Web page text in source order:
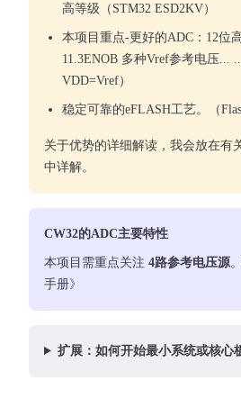
高等级（STM32 ESD2KV）
本项目重点-更好的ADC：12位
11.3ENOB 多种Vref参考电压...
VDD=Vref）
稳定可靠的eFLASH工艺。（
关于优势的详细解读，我会放在有
中详解。
CW32的ADC主要特性
本项目需重点关注 4路参考电压源
手册》
扩展：如何开始最小系统或核心